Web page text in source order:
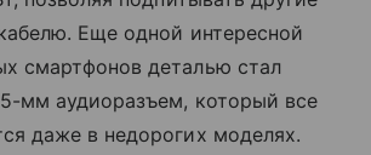
Еще одной интересной
смартфонов деталью стал
мм аудиоразъем, который все
даже в недорогих моделях.